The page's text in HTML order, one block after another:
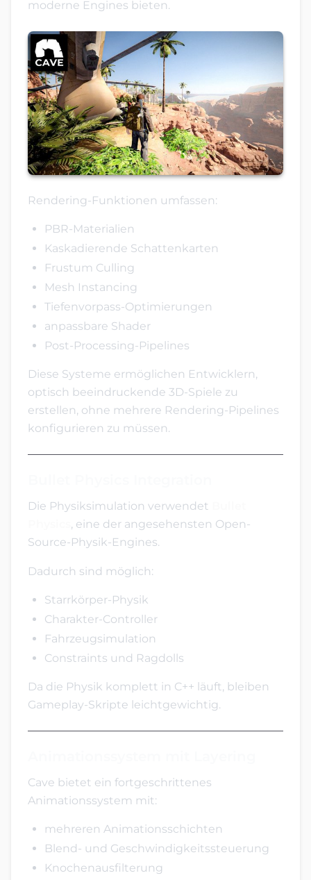
moderne Engines bieten.
Rendering-Funktionen umfassen:
PBR-Materialien
Kaskadierende Schattenkarten
Frustum Culling
Mesh Instancing
Tiefenvorpass-Optimierungen
anpassbare Shader
Post-Processing-Pipelines
Diese Systeme ermöglichen Entwicklern,
optisch beeindruckende 3D-Spiele zu
erstellen, ohne mehrere Rendering-Pipelines
konfigurieren zu müssen.
Die Physiksimulation verwendet
, eine der angesehensten Open-
Source-Physik-Engines.
Dadurch sind möglich:
Starrkörper-Physik
Charakter-Controller
Fahrzeugsimulation
Constraints und Ragdolls
Da die Physik komplett in C++ läuft, bleiben
Gameplay-Skripte leichtgewichtig.
Cave bietet ein fortgeschrittenes
Animationssystem mit:
mehreren Animationsschichten
Blend- und Geschwindigkeitssteuerung
Knochenausfilterung